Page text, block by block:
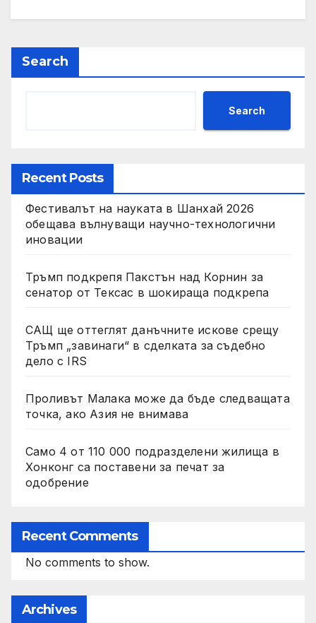
Search
Search
Recent Posts
Фестивалът на науката в Шанхай 2026
обещава вълнуващи научно-технологични
иновации
Тръмп подкрепя Пакстън над Корнин за
сенатор от Тексас в шокираща подкрепа
САЩ ще оттеглят данъчните искове срещу
Тръмп „завинаги“ в сделката за съдебно
дело с IRS
Проливът Малака може да бъде следващата
точка, ако Азия не внимава
Само 4 от 110 000 подразделени жилища в
Хонконг са поставени за печат за
одобрение
Recent Comments
No comments to show.
Archives